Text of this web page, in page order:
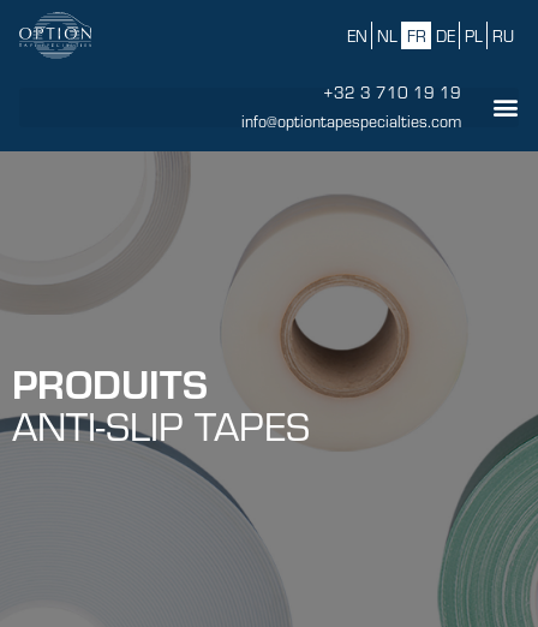
EN NL FR DE PL RU
+32 3 710 19 19
info@optiontapespecialties.com
PRODUITS
ANTI-SLIP TAPES